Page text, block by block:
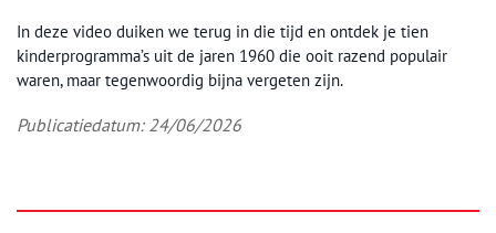
In deze video duiken we terug in die tijd en ontdek je tien
kinderprogramma’s uit de jaren 1960 die ooit razend populair
waren, maar tegenwoordig bijna vergeten zijn.
Publicatiedatum: 24/06/2026